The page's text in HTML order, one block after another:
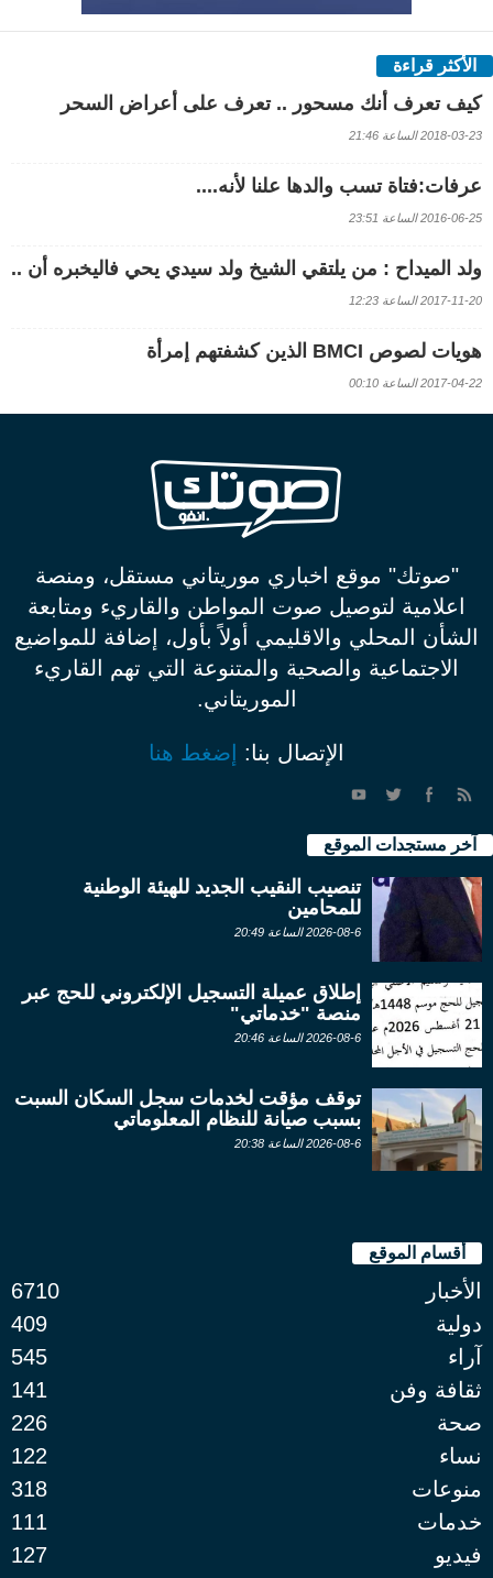
الأكثر قراءة
كيف تعرف أنك مسحور .. تعرف على أعراض السحر
2018-03-23 الساعة 21:46
عرفات:فتاة تسب والدها علنا لأنه....
2016-06-25 الساعة 23:51
ولد الميداح : من يلتقي الشيخ ولد سيدي يحي فاليخبره أن ..
2017-11-20 الساعة 12:23
هويات لصوص BMCI الذين كشفتهم إمرأة
2017-04-22 الساعة 00:10
"صوتك" موقع اخباري موريتاني مستقل، ومنصة
اعلامية لتوصيل صوت المواطن والقاريء ومتابعة
الشأن المحلي والاقليمي أولاً بأول، إضافة للمواضيع
الاجتماعية والصحية والمتنوعة التي تهم القاريء
الموريتاني.
الإتصال بنا: إضغط هنا
آخر مستجدات الموقع
تنصيب النقيب الجديد للهيئة الوطنية
للمحامين
2026-08-6 الساعة 20:49
إطلاق عميلة التسجيل الإلكتروني للحج عبر
منصة "خدماتي"
2026-08-6 الساعة 20:46
توقف مؤقت لخدمات سجل السكان السبت
بسبب صيانة للنظام المعلوماتي
2026-08-6 الساعة 20:38
أقسام الموقع
الأخبار
6710
دولية
409
آراء
545
ثقافة وفن
141
صحة
226
نساء
122
منوعات
318
خدمات
111
فيديو
127